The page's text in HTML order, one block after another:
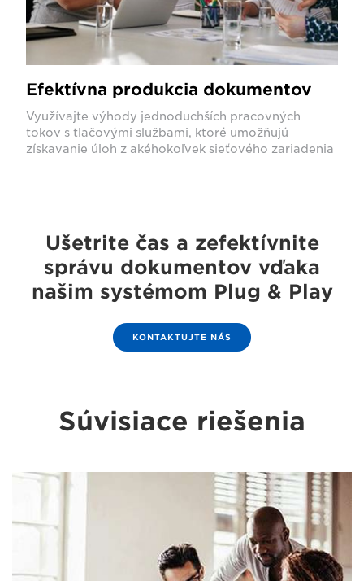
Efektívna produkcia dokumentov
Využívajte výhody jednoduchších pracovných
tokov s tlačovými službami, ktoré umožňujú
získavanie úloh z akéhokoľvek sieťového zariadenia
Ušetrite čas a zefektívnite
správu dokumentov vďaka
našim systémom Plug & Play
KONTAKTUJTE NÁS
Súvisiace riešenia